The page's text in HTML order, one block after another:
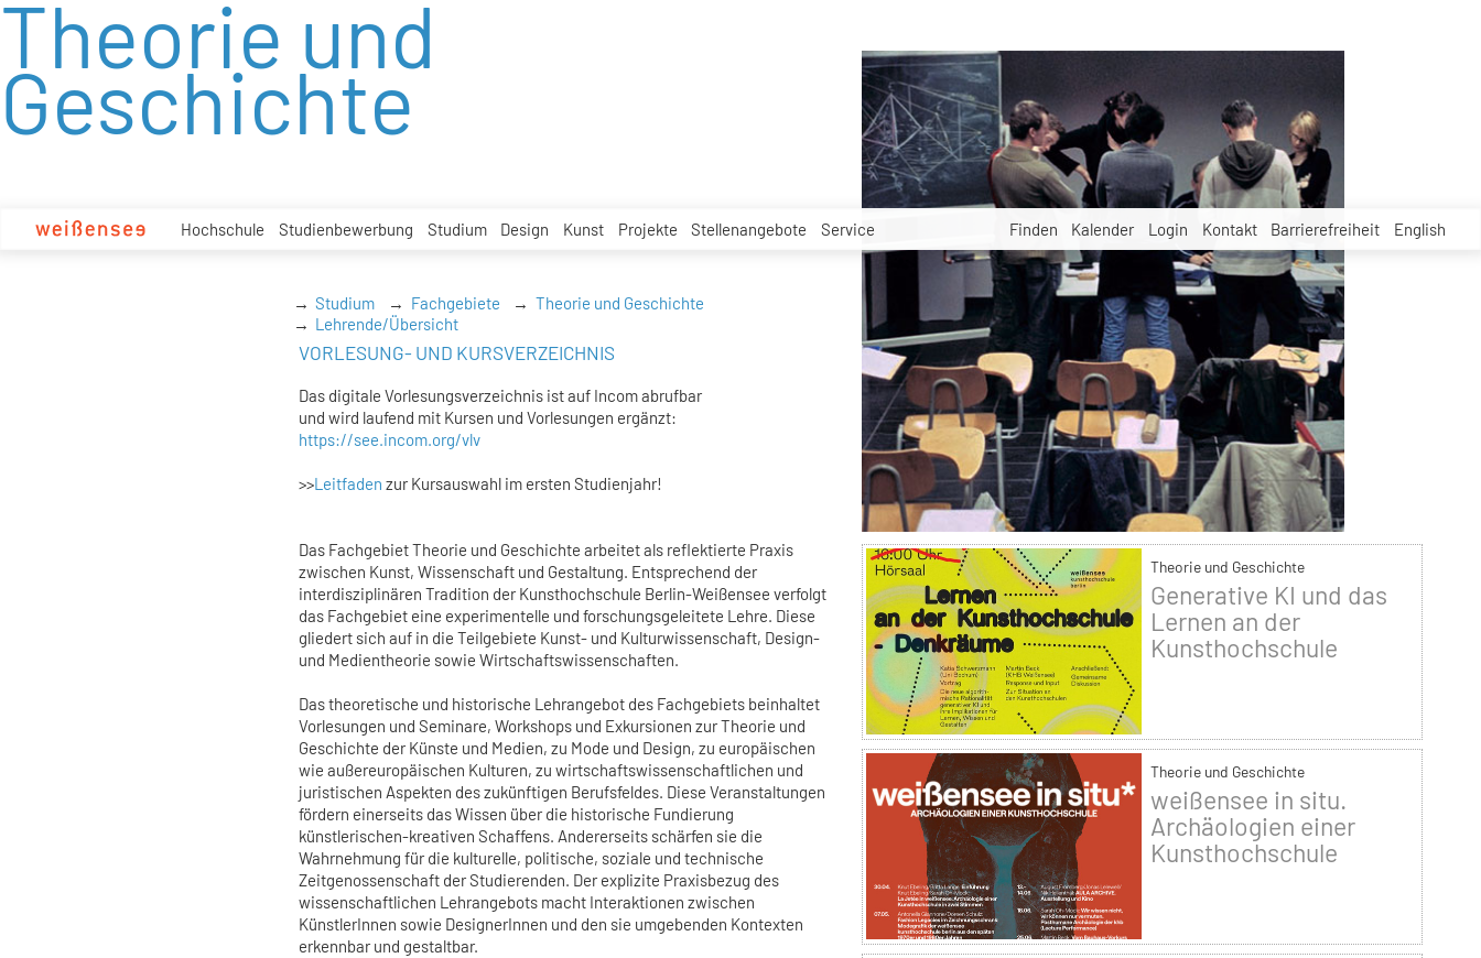
zum
Hochschule Studienbewerbung Studium Design Kunst Projekte Stellenangebote Service Finden Kalender Login Kontakt Barrierefreiheit English
Theorie und
Geschichte
Studium Fachgebiete
Theorie und Geschichte
Lehrende/Übersicht
VORLESUNG- UND KURSVERZEICHNIS
Das digitale Vorlesungsverzeichnis ist auf Incom abrufbar
und wird laufend mit Kursen und Vorlesungen ergänzt:
https://see.incom.org/vlv
>>Leitfaden zur Kursauswahl im ersten Studienjahr!
Das Fachgebiet Theorie und Geschichte arbeitet als reflektierte Praxis
zwischen Kunst, Wissenschaft und Gestaltung. Entsprechend der
interdisziplinären Tradition der Kunsthochschule Berlin-Weißensee verfolgt
das Fachgebiet eine experimentelle und forschungsgeleitete Lehre. Diese
gliedert sich auf in die Teilgebiete Kunst- und Kulturwissenschaft, Design-
und Medientheorie sowie Wirtschaftswissenschaften.
Das theoretische und historische Lehrangebot des Fachgebiets beinhaltet
Vorlesungen und Seminare, Workshops und Exkursionen zur Theorie und
Geschichte der Künste und Medien, zu Mode und Design, zu europäischen
wie außereuropäischen Kulturen, zu wirtschaftswissenschaftlichen und
juristischen Aspekten des zukünftigen Berufsfeldes. Diese Veranstaltungen
fördern einerseits das Wissen über die historische Fundierung
künstlerischen-kreativen Schaffens. Andererseits schärfen sie die
Wahrnehmung für die kulturelle, politische, soziale und technische
Zeitgenossenschaft der Studierenden. Der explizite Praxisbezug des
wissenschaftlichen Lehrangebots macht Interaktionen zwischen
KünstlerInnen sowie DesignerInnen und den sie umgebenden Kontexten
erkennbar und gestaltbar.
Theorie und Geschichte
Generative KI und das
Lernen an der
Kunsthochschule
Theorie und Geschichte
weißensee in situ.
Archäologien einer
Kunsthochschule